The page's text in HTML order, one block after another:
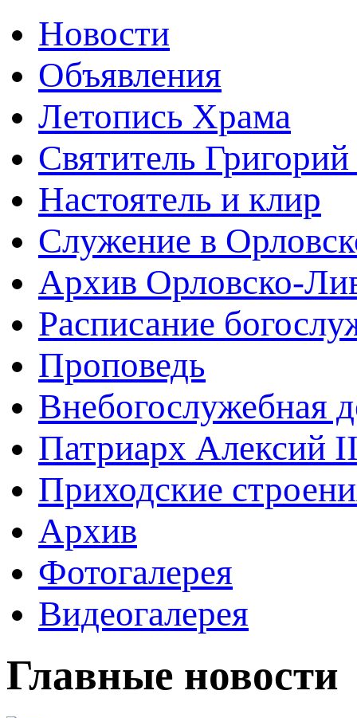
Новости
Объявления
Летопись Храма
Святитель
Настоятель и клир
Служение в
Архив Орловско-
Расписание
Проповедь
Внебогослужебная
Патриарх Алексий
Приходские
Архив
Фотогалерея
Видеогалерея
Главные новости